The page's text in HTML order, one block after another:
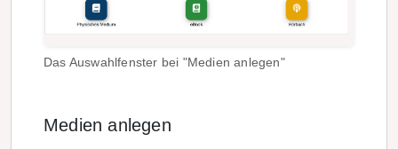
Das Auswahlfenster bei "Medien anlegen"
Medien anlegen